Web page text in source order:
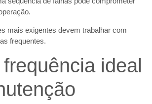
mais exigentes devem trabalhar com
frequentes.
ideal